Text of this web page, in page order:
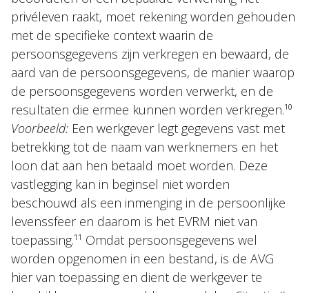
privéleven raakt, moet rekening worden gehouden
met de specifieke context waarin de
persoonsgegevens zijn verkregen en bewaard, de
aard van de persoonsgegevens, de manier waarop
de persoonsgegevens worden verwerkt, en de
resultaten die ermee kunnen worden verkregen.¹⁰
Voorbeeld: Een werkgever legt gegevens vast met
betrekking tot de naam van werknemers en het
loon dat aan hen betaald moet worden. Deze
vastlegging kan in beginsel niet worden
beschouwd als een inmenging in de persoonlijke
levenssfeer en daarom is het EVRM niet van
toepassing.¹¹ Omdat persoonsgegevens wel
worden opgenomen in een bestand, is de AVG
hier van toepassing en dient de werkgever te